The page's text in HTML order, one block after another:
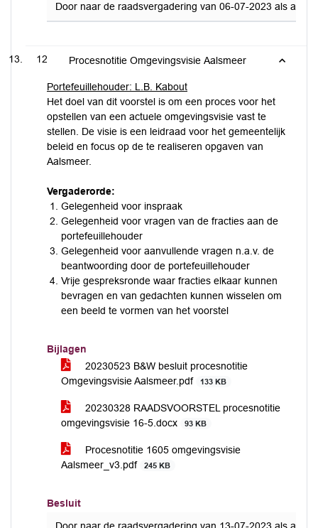
Door naar de raadsvergadering van 06-07-2023 als
12 Procesnotitie Omgevingsvisie Aalsmeer
Portefeuillehouder: L.B. Kabout
Het doel van dit voorstel is om een proces voor het
opstellen van een actuele omgevingsvisie vast te
stellen. De visie is een leidraad voor het gemeentelijk
beleid en focus op de te realiseren opgaven van
Aalsmeer.
Vergaderorde:
Gelegenheid voor inspraak
Gelegenheid voor vragen van de fracties aan de
portefeuillehouder
Gelegenheid voor aanvullende vragen n.a.v. de
beantwoording door de portefeuillehouder
Vrije gespreksronde waar fracties elkaar kunnen
bevragen en van gedachten kunnen wisselen om
een beeld te vormen van het voorstel
Bijlagen
20230523 B&W besluit procesnotitie
Omgevingsvisie Aalsmeer.pdf
133 KB
20230328 RAADSVOORSTEL procesnotitie
omgevingsvisie 16-5.docx
93 KB
Procesnotitie 1605 omgevingsvisie
Aalsmeer_v3.pdf
245 KB
Besluit